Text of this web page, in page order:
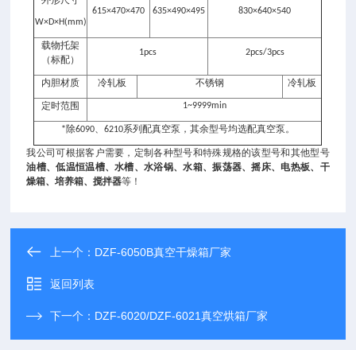
W×D×H(mm)
615×470×470 635×490×495 830×640×540
载物托架
（标配）
1pcs 2pcs/3pcs
内胆材质 冷轧板 不锈钢 冷轧板
定时范围 1~9999min
*除6090、 6210系列配真空泵，其余型号均选配真空泵。
我公司可根据客户需要，定制各种型号和特殊规格的该型号和其他型号
油槽、低温恒温槽、水槽、水浴锅、水箱、振荡器、摇床、电热板、干
燥箱、培养箱、搅拌器等 ！
上一个： DZF-6050B真空干燥箱厂家
返回列表
下一个： DZF-6020/DZF-6021真空烘箱厂家